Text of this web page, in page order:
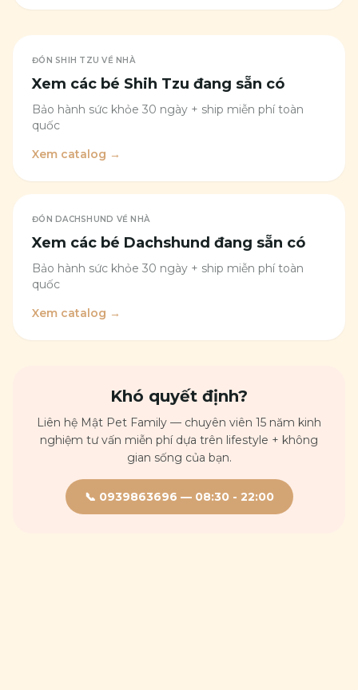
ĐÓN SHIH TZU VỀ NHÀ
Xem các bé Shih Tzu đang sẵn có
Bảo hành sức khỏe 30 ngày + ship miễn phí toàn
quốc
Xem catalog →
ĐÓN DACHSHUND VỀ NHÀ
Xem các bé Dachshund đang sẵn có
Bảo hành sức khỏe 30 ngày + ship miễn phí toàn
quốc
Xem catalog →
Khó quyết định?
Liên hệ Mật Pet Family — chuyên viên 15 năm kinh
nghiệm tư vấn miễn phí dựa trên lifestyle + không
gian sống của bạn.
📞 0939863696 — 08:30 - 22:00